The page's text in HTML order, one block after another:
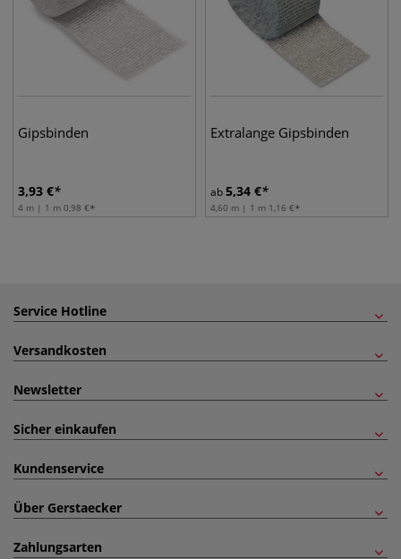
Gipsbinden
3,93 €
4 m | 1 m 0,98 €
Extralange Gipsbinden
ab5,34 €
4,60 m | 1 m 1,16 €
Service Hotline
Versandkosten
Newsletter
Sicher einkaufen
Kundenservice
Über Gerstaecker
Zahlungsarten